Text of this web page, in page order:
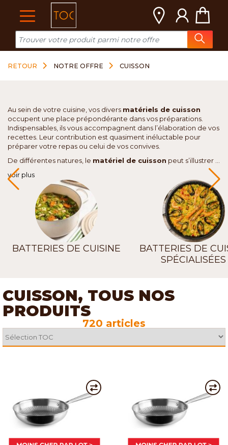
RETOUR NOTRE OFFRE CUISSON
Au sein de votre cuisine, vos divers matériels de cuisson
occupent une place prépondérante dans vos préparations.
Indispensables, ils vous accompagnent dans l’élaboration de vos
recettes. Leur contribution est quasiment inéluctable pour
préparer votre repas ou celui de vos convives.
De différentes natures, le matériel de cuisson peut s’illustrer ...
voir plus
BATTERIES DE CUISINE
BATTERIES DE
SPÉCIALISÉES
CUISSON, TOUS NOS
PRODUITS
720 articles
Cookies management panel